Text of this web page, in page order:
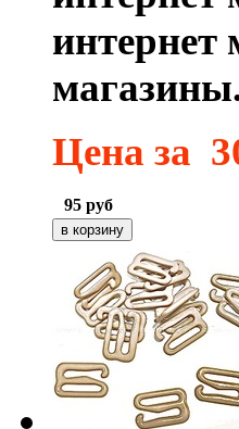
интернет
Цена за
95 руб